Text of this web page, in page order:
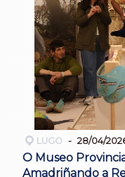
LUGO 28/04/
O Museo
Amadriñando a